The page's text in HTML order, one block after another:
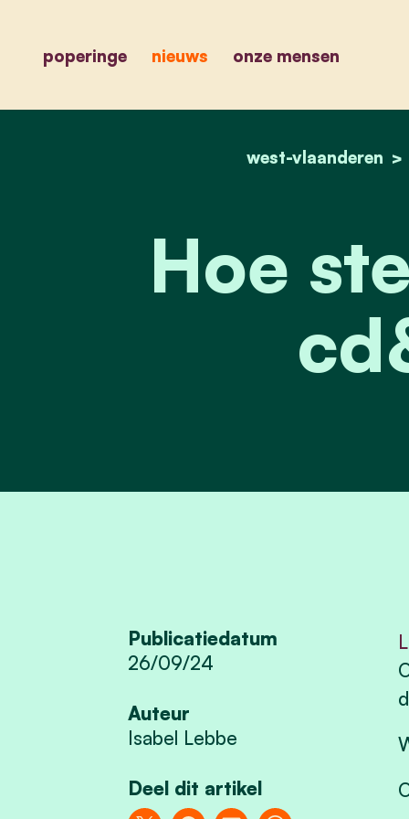
poperinge nieuws onze mensen
west-vlaanderen
Hoe
Publicatiedatum
26/09/24
Auteur
Isabel Lebbe
Deel dit artikel